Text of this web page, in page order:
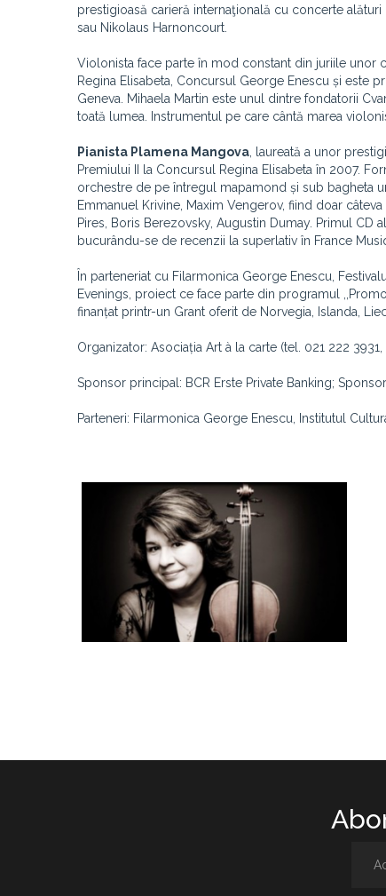
prestigioasă carieră internaţională cu concerte
sau Nikolaus Harnoncourt.
Violonista face parte în mod constant din juriile unor
Regina Elisabeta, Concursul George Enescu și este
Geneva. Mihaela Martin este unul dintre fondatorii
toată lumea. Instrumentul pe care cântă marea
Pianista Plamena Mangova , laureată a unor
Premiului II la Concursul Regina Elisabeta în 2007.
orchestre de pe întregul mapamond și sub bagheta
Emmanuel Krivine, Maxim Vengerov, fiind doar
Pires, Boris Berezovsky, Augustin Dumay. Primul
bucurându-se de recenzii la superlativ în France
În parteneriat cu Filarmonica George Enescu,
Evenings, proiect ce face parte din programul
finanțat printr-un Grant oferit de Norvegia, Islanda,
Organizator: Asociația Art à la carte (tel. 021 222
Sponsor principal: BCR Erste Private Banking;
Parteneri: Filarmonica George Enescu, Institutul